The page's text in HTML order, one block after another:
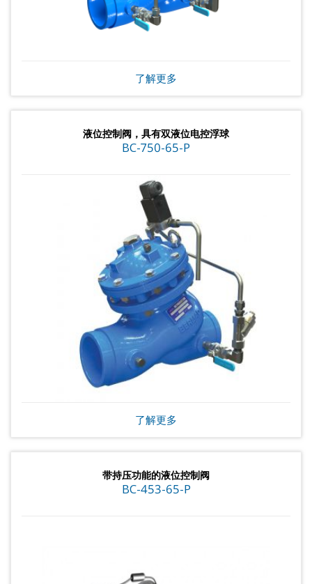
了解更多
液位控制阀，具有双液位电控浮球
BC-750-65-P
了解更多
带持压功能的液位控制阀
BC-453-65-P